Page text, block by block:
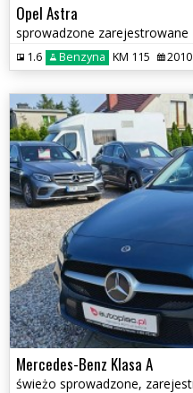
Opel Astra
sprowadzone zarejestrowane
1.6 Benzyna KM 115 2010
Mercedes-Benz Klasa A